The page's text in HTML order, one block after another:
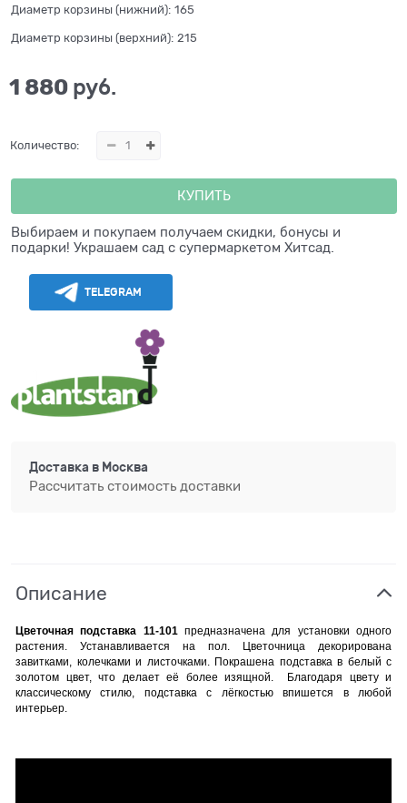
Диаметр корзины (нижний): 165
Диаметр корзины (верхний): 215
1 880 руб.
Количество:
КУПИТЬ
Выбираем и покупаем получаем скидки, бонусы и
подарки! Украшаем сад с супермаркетом Хитсад.
TELEGRAM
Доставка в Москва
Рассчитать стоимость доставки
Описание
Цветочная подставка 11-101 предназначена для установки одного
растения. Устанавливается на пол. Цветочница декорирована
завитками, колечками и листочками. Покрашена подставка в белый с
золотом цвет, что делает её более изящной. Благодаря цвету и
классическому стилю, подставка с лёгкостью впишется в любой
интерьер.